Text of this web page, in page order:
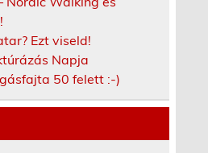
Ezt viseld!
Napja
50 felett :-)